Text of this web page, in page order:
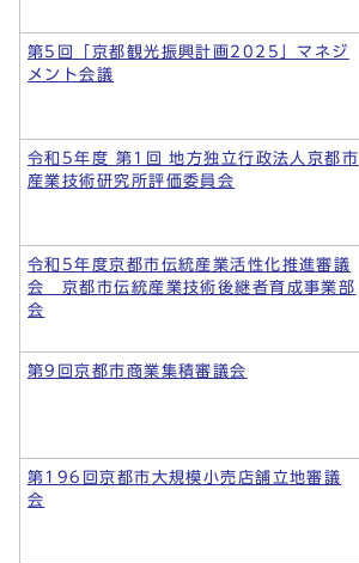
第5回「京都観光振興計画2025」マネジ
メント会議
令和5年度 第1回 地方独立行政法人京都市
産業技術研究所評価委員会
令和5年度京都市伝統産業活性化推進審議
会 京都市伝統産業技術後継者育成事業部
会
第9回京都市商業集積審議会
第196回京都市大規模小売店舗立地審議
会